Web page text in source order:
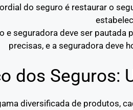
do seguro é restaurar o
e seguradora deve ser
precisas, e a seguradora deve
dos Seguros:
diversificada de produtos,